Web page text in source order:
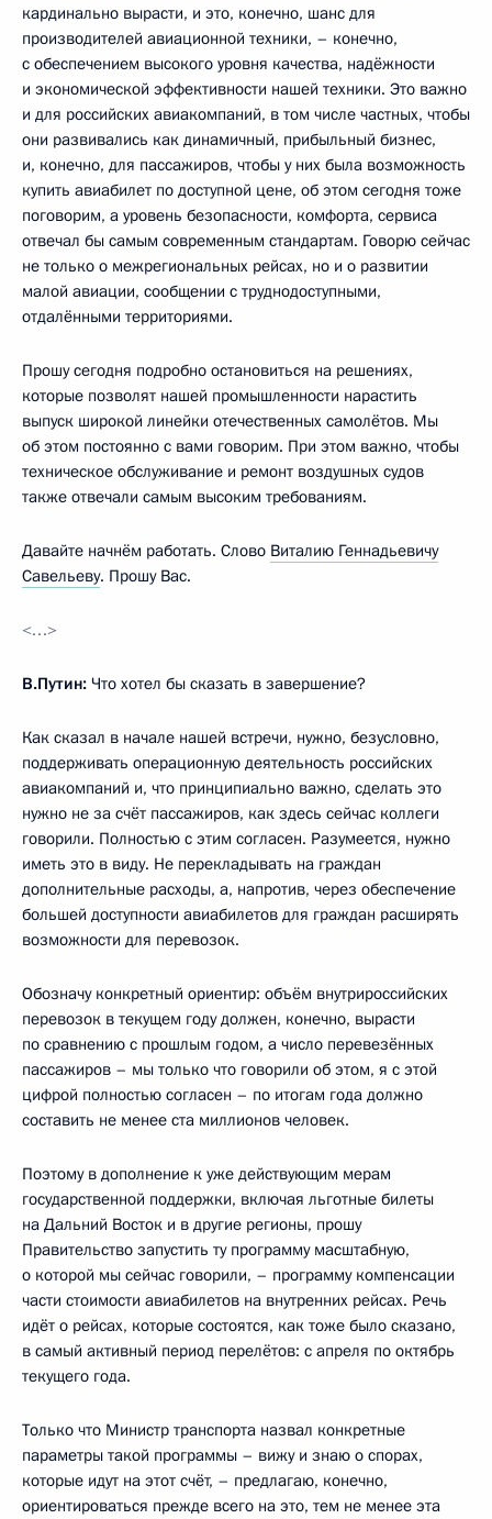
кардинально вырасти, и это, конечно, шанс для
производителей авиационной техники, – конечно,
с обеспечением высокого уровня качества, надёжности
и экономической эффективности нашей техники. Это важно
и для российских авиакомпаний, в том числе частных, чтобы
они развивались как динамичный, прибыльный бизнес,
и, конечно, для пассажиров, чтобы у них была возможность
купить авиабилет по доступной цене, об этом сегодня тоже
поговорим, а уровень безопасности, комфорта, сервиса
отвечал бы самым современным стандартам. Говорю сейчас
не только о межрегиональных рейсах, но и о развитии
малой авиации, сообщении с труднодоступными,
отдалёнными территориями.
Прошу сегодня подробно остановиться на решениях,
которые позволят нашей промышленности нарастить
выпуск широкой линейки отечественных самолётов. Мы
об этом постоянно с вами говорим. При этом важно, чтобы
техническое обслуживание и ремонт воздушных судов
также отвечали самым высоким требованиям.
Давайте начнём работать. Слово Виталию Геннадьевичу
Савельеву. Прошу Вас.
<…>
В.Путин: Что хотел бы сказать в завершение?
Как сказал в начале нашей встречи, нужно, безусловно,
поддерживать операционную деятельность российских
авиакомпаний и, что принципиально важно, сделать это
нужно не за счёт пассажиров, как здесь сейчас коллеги
говорили. Полностью с этим согласен. Разумеется, нужно
иметь это в виду. Не перекладывать на граждан
дополнительные расходы, а, напротив, через обеспечение
большей доступности авиабилетов для граждан расширять
возможности для перевозок.
Обозначу конкретный ориентир: объём внутрироссийских
перевозок в текущем году должен, конечно, вырасти
по сравнению с прошлым годом, а число перевезённых
пассажиров – мы только что говорили об этом, я с этой
цифрой полностью согласен – по итогам года должно
составить не менее ста миллионов человек.
Поэтому в дополнение к уже действующим мерам
государственной поддержки, включая льготные билеты
на Дальний Восток и в другие регионы, прошу
Правительство запустить ту программу масштабную,
о которой мы сейчас говорили, – программу компенсации
части стоимости авиабилетов на внутренних рейсах. Речь
идёт о рейсах, которые состоятся, как тоже было сказано,
в самый активный период перелётов: с апреля по октябрь
текущего года.
Только что Министр транспорта назвал конкретные
параметры такой программы – вижу и знаю о спорах,
которые идут на этот счёт, – предлагаю, конечно,
ориентироваться прежде всего на это, тем не менее эта